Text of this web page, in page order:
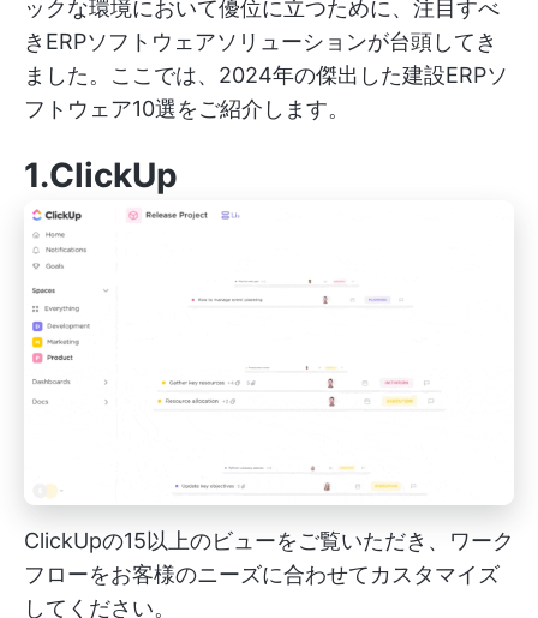
ックな環境において優位に立つために、注目すべ
きERPソフトウェアソリューションが台頭してき
ました。ここでは、2024年の傑出した建設ERPソ
フトウェア10選をご紹介します。
1.ClickUp
ClickUpの15以上のビューをご覧いただき、ワーク
フローをお客様のニーズに合わせてカスタマイズ
してください。